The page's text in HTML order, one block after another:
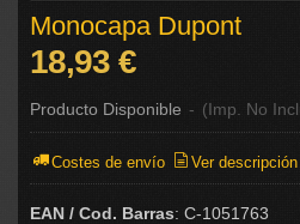
Monocapa Dupont
18,93 €
Producto Disponible - (Imp. No
Costes de envío Ver descripción
EAN / Cod. Barras: C-1051763